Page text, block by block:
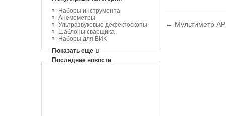
Наборы инструмента
Анемометры
Ультразвуковые дефектоскопы
Шаблоны сварщика
Наборы для ВИК
Показать еще
Последние новости
← Мультиметр